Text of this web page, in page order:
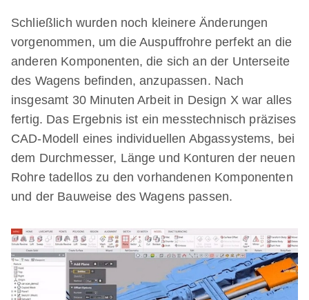
Schließlich wurden noch kleinere Änderungen
vorgenommen, um die Auspuffrohre perfekt an die
anderen Komponenten, die sich an der Unterseite
des Wagens befinden, anzupassen. Nach
insgesamt 30 Minuten Arbeit in Design X war alles
fertig. Das Ergebnis ist ein messtechnisch präzises
CAD-Modell eines individuellen Abgassystems, bei
dem Durchmesser, Länge und Konturen der neuen
Rohre tadellos zu den vorhandenen Komponenten
und der Bauweise des Wagens passen.